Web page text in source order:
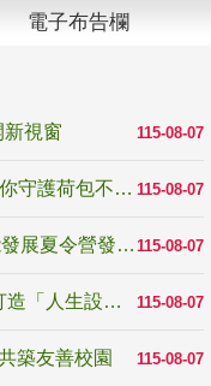
電子布告欄
115-08-07
115-08-07
反詐騙宣導_防詐有道，霹靂布袋戲陪你守護荷包不受騙
115-08-07
跨越限制，探索潛能！115年多元潛能發展夏令營發掘生命無限可能
115-08-07
高齡不是終點而是夢想起點！教育部打造「人生設計夢工場」 參展第3屆高齡健康產業博覽會
115-08-07
築友善校園